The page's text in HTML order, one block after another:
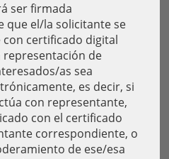
ser firmada
que el/la solicitante se
certificado digital
representación de
as sea
es decir, si
con representante,
con el certificado
correspondiente, o
de ese/esa